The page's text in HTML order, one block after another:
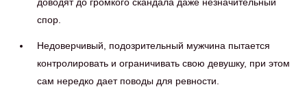
спор.
Недоверчивый, подозрительный мужчина пытается
контролировать и ограничивать свою девушку, при этом
сам нередко дает поводы для ревности.